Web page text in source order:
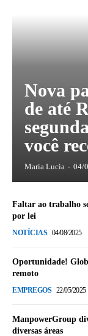
Nova
de até
você
Maria Lucia - 04/
Faltar ao trabalho
por lei
NOTÍCIAS 04/08/2025
Oportunidade!
remoto
EMPREGOS 22/05/2025
ManpowerGroup
diversas áreas